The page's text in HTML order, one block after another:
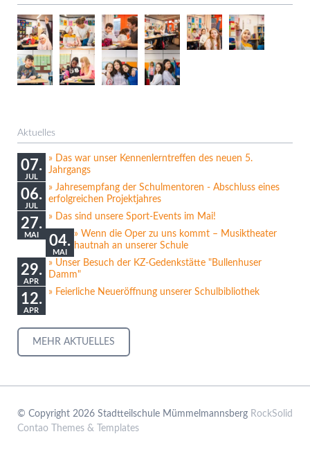
Aktuelles
07.
JUL
Das war unser Kennenlerntreffen des neuen 5.
Jahrgangs
06.
JUL
Jahresempfang der Schulmentoren - Abschluss eines
erfolgreichen Projektjahres
27.
MAI
Das sind unsere Sport-Events im Mai!
04.
MAI
Wenn die Oper zu uns kommt – Musiktheater
hautnah an unserer Schule
29.
APR
Unser Besuch der KZ-Gedenkstätte "Bullenhuser
Damm"
12.
APR
Feierliche Neueröffnung unserer Schulbibliothek
MEHR AKTUELLES
© Copyright 2026 Stadtteilschule Mümmelmannsberg RockSolid
Contao Themes & Templates